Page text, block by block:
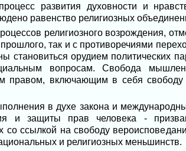
развития духовности и
равенство религиозных
религиозного возрождения,
так и с противоречиями
становиться орудием политических
вопросам. Свобода
правом, включающим в себя свободу
в духе закона и
и защиты прав человека -
со ссылкой на свободу
и религиозных меньшинств.